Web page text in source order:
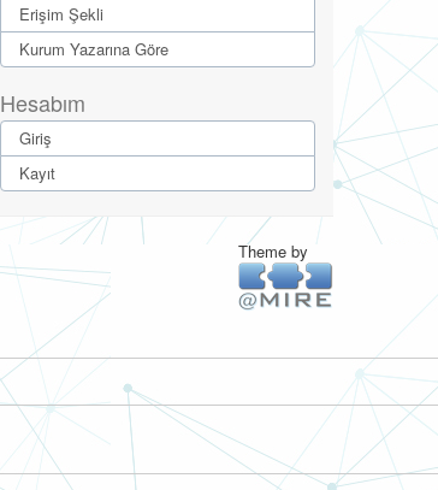
Erişim Şekli
Kurum Yazarına Göre
Hesabım
Giriş
Kayıt
Theme by